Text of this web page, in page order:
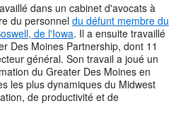
dans un cabinet d'avocats à
du personnel du défunt membre du
de l'Iowa. Il a ensuite travaillé
Des Moines Partnership, dont 11
général. Son travail a joué un
du Greater Des Moines en
les plus dynamiques du Midwest
de productivité et de